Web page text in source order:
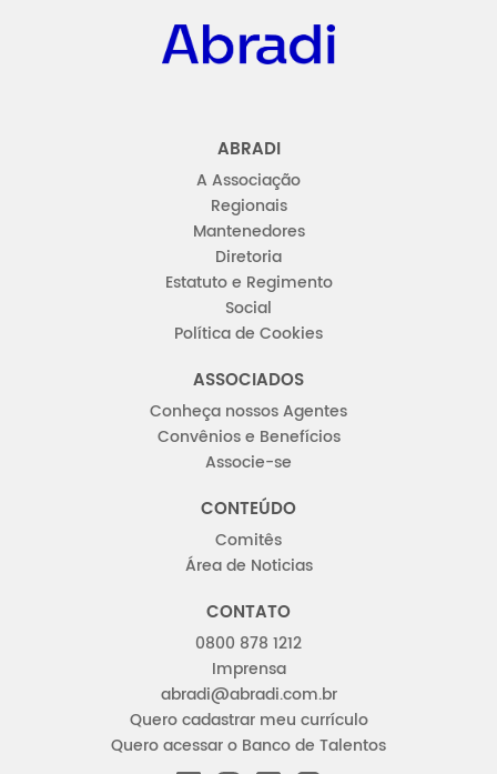
ABRADI
A Associação
Regionais
Mantenedores
Diretoria
Estatuto e Regimento
Social
Política de Cookies
ASSOCIADOS
Conheça nossos Agentes
Convênios e Benefícios
Associe-se
CONTEÚDO
Comitês
Área de Noticias
CONTATO
0800 878 1212
Imprensa
abradi@abradi.com.br
Quero cadastrar meu currículo
Quero acessar o Banco de Talentos